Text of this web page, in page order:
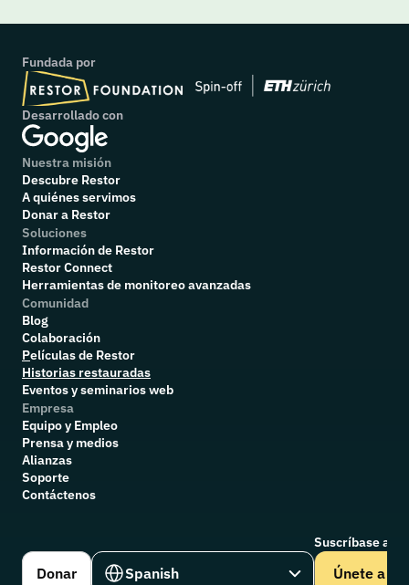
Fundada por
Desarrollado con
Nuestra misión
Descubre Restor
A quiénes servimos
Donar a Restor
Soluciones
Información de Restor
Restor Connect
Herramientas de monitoreo avanzadas
Comunidad
Blog
Colaboración
Películas de Restor
Historias restauradas
Eventos y seminarios web
Empresa
Equipo y Empleo
Prensa y medios
Alianzas
Soporte
Contáctenos
Donar
Select Language
Spanish
Suscríbase a
Únete a